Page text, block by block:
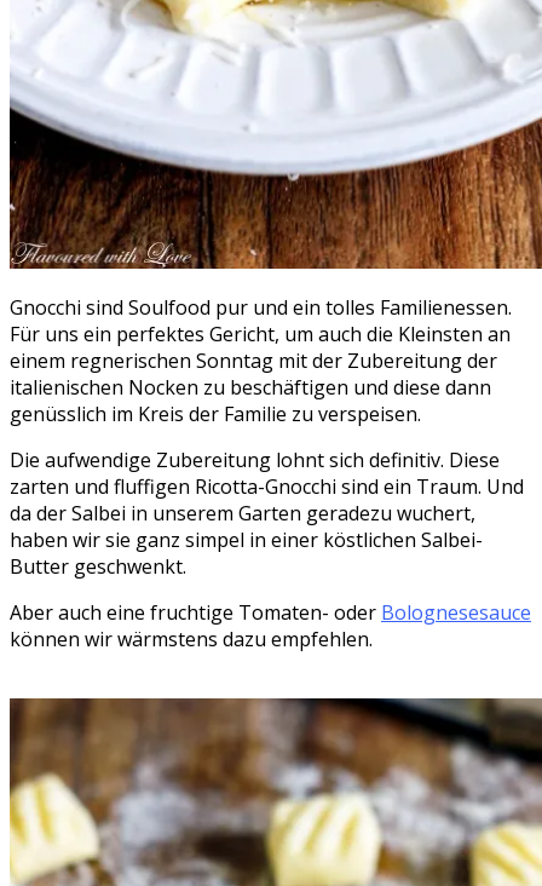
Gnocchi sind Soulfood pur und ein tolles Familienessen.
Für uns ein perfektes Gericht, um auch die Kleinsten an
einem regnerischen Sonntag mit der Zubereitung der
italienischen Nocken zu beschäftigen und diese dann
genüsslich im Kreis der Familie zu verspeisen.
Die aufwendige Zubereitung lohnt sich definitiv. Diese
zarten und fluffigen Ricotta-Gnocchi sind ein Traum. Und
da der Salbei in unserem Garten geradezu wuchert,
haben wir sie ganz simpel in einer köstlichen Salbei-
Butter geschwenkt.
Aber auch eine fruchtige Tomaten- oder Bolognesesauce
können wir wärmstens dazu empfehlen.